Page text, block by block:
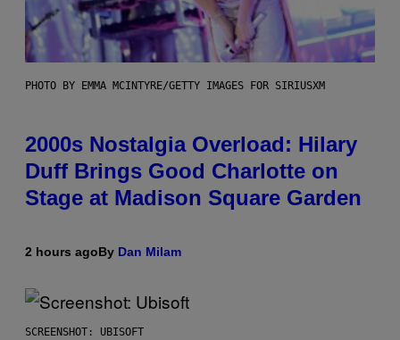
PHOTO BY EMMA MCINTYRE/GETTY IMAGES FOR SIRIUSXM
2000s Nostalgia Overload: Hilary
Duff Brings Good Charlotte on
Stage at Madison Square Garden
2 hours agoBy Dan Milam
SCREENSHOT: UBISOFT